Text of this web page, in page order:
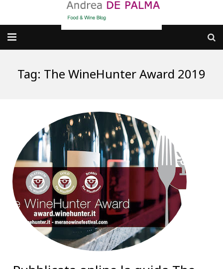
Chi sono
dove MANGIARE
cosa CUCINARE
dove ANDARE
Punti di vista e approfondimenti
Contatti
Tag: The WineHunter Award 2019